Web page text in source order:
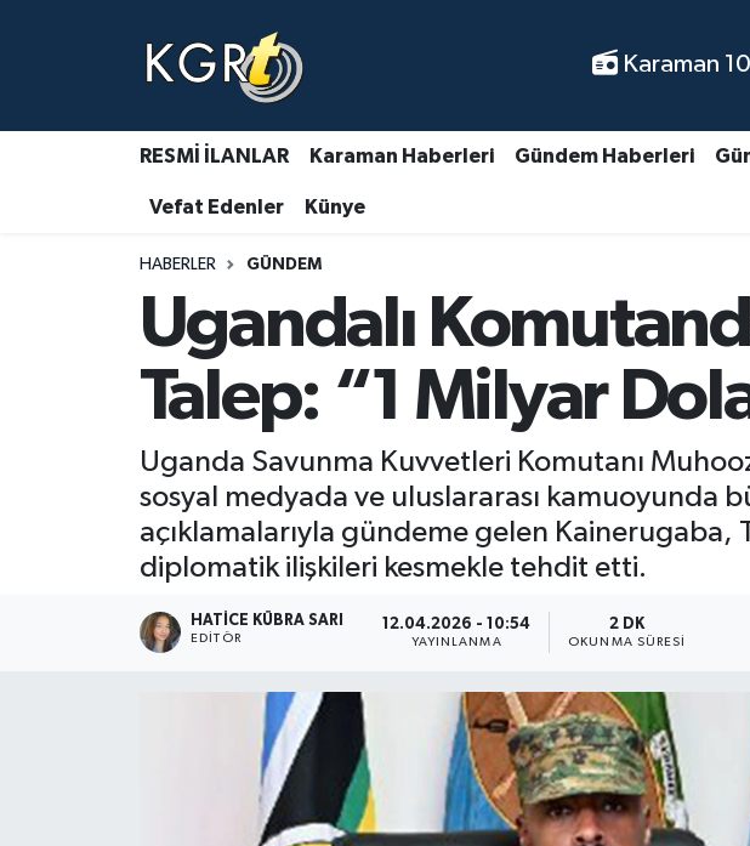
Karaman
RESMİ İLANLAR Karaman Haberleri Gündem Haberleri
Vefat Edenler Künye
HABERLER GÜNDEM
Ugandalı
Talep: “1 Milyar
Uganda Savunma Kuvvetleri Komutanı
sosyal medyada ve uluslararası kamuoyunda
açıklamalarıyla gündeme gelen
diplomatik ilişkileri kesmekle tehdit etti.
HATICE KÜBRA SARI
EDITÖR
12.04.2026 - 10:54
YAYINLANMA
2 DK
OKUNMA SÜRESI
Karaman Haberleri
Gündem Haberleri
Güncel Haberler
Asayiş Haberleri
Ulusal Haberler
Vefat Edenler